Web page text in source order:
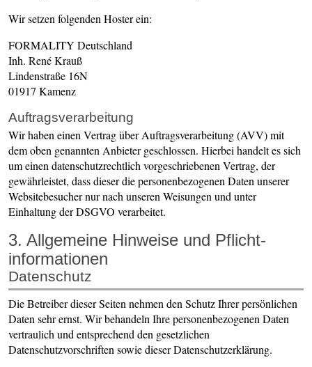
Wir setzen folgenden Hoster ein:
FORMALITY Deutschland
Inh. René Krauß
Lindenstraße 16N
01917 Kamenz
Auftragsverarbeitung
Wir haben einen Vertrag über Auftragsverarbeitung (AVV) mit
dem oben genannten Anbieter geschlossen. Hierbei handelt es sich
um einen datenschutzrechtlich vorgeschriebenen Vertrag, der
gewährleistet, dass dieser die personenbezogenen Daten unserer
Websitebesucher nur nach unseren Weisungen und unter
Einhaltung der DSGVO verarbeitet.
3. Allgemeine Hinweise und Pflicht­
informationen
Datenschutz
Die Betreiber dieser Seiten nehmen den Schutz Ihrer persönlichen
Daten sehr ernst. Wir behandeln Ihre personenbezogenen Daten
vertraulich und entsprechend den gesetzlichen
Datenschutzvorschriften sowie dieser Datenschutzerklärung.